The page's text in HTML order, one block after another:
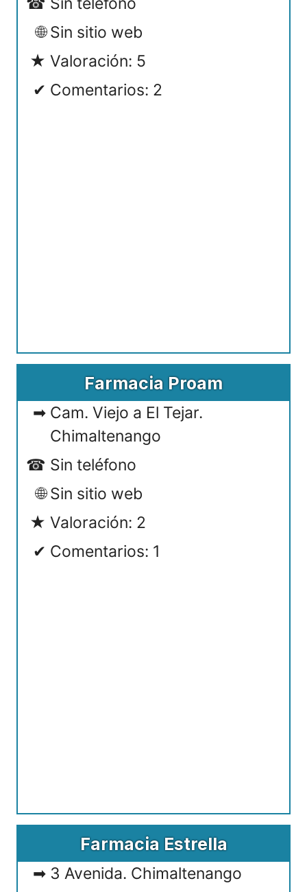
Sin sitio web
Valoración: 5
Comentarios: 2
Farmacia Proam
Cam. Viejo a El Tejar.
Chimaltenango
Sin teléfono
Sin sitio web
Valoración: 2
Comentarios: 1
Farmacia Estrella
3 Avenida. Chimaltenango